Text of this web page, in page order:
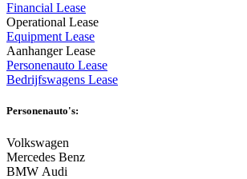
Financial Lease
Operational Lease
Equipment Lease
Aanhanger Lease
Personenauto Lease
Bedrijfswagens Lease
Personenauto's:
Volkswagen
Mercedes Benz
BMW Audi